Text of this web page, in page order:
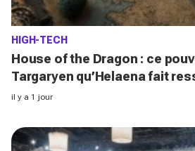
HIGH-TECH
House of the Dragon : ce
Targaryen qu’Helaena fait
tout changer dans la série
il y a 1 jour